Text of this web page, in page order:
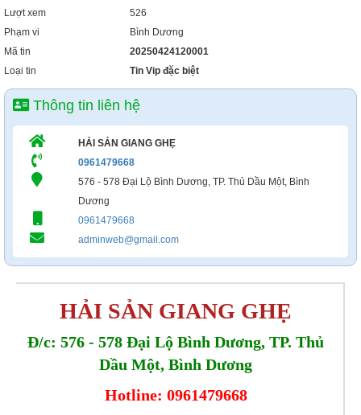
Lượt xem
526
Phạm vi
Bình Dương
Mã tin
20250424120001
Loại tin
Tin Vip đặc biệt
Thông tin liên hệ
HẢI SẢN GIANG GHẸ
0961479668
576 - 578 Đại Lộ Bình Dương, TP. Thủ Dầu Một, Bình
Dương
0961479668
adminweb@gmail.com
HẢI SẢN GIANG GHẸ
Đ/c: 576 - 578 Đại Lộ Bình Dương, TP. Thủ
Dầu Một, Bình Dương
Hotline: 0961479668